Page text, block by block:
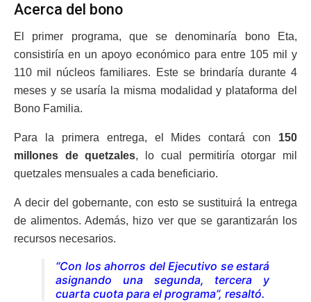
Acerca del bono
El primer programa, que se denominaría bono Eta,
consistiría en un apoyo económico para entre 105 mil y
110 mil núcleos familiares. Este se brindaría durante 4
meses y se usaría la misma modalidad y plataforma del
Bono Familia.
Para la primera entrega, el Mides contará con 150
millones de quetzales, lo cual permitiría otorgar mil
quetzales mensuales a cada beneficiario.
A decir del gobernante, con esto se sustituirá la entrega
de alimentos. Además, hizo ver que se garantizarán los
recursos necesarios.
“Con los ahorros del Ejecutivo se estará
asignando una segunda, tercera y
cuarta cuota para el programa”, resaltó.